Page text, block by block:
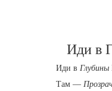
Иди в
Иди в Глубины
Там —